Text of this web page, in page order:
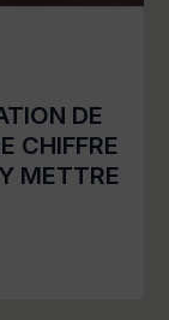
DE
CHIFFRE
METTRE